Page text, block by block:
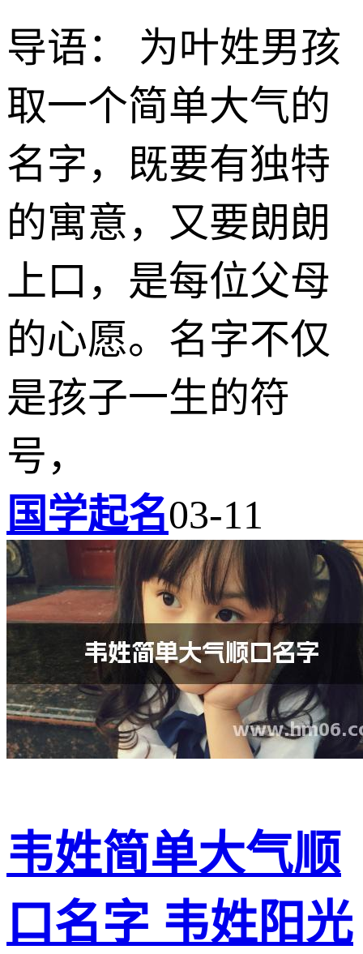
导语： 为叶姓男孩
取一个简单大气的
名字，既要有独特
的寓意，又要朗朗
上口，是每位父母
的心愿。名字不仅
是孩子一生的符
号，
国学起名03-11
韦姓简单大气顺
口名字 韦姓阳光